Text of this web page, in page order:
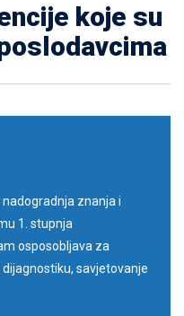
koje su
znanja i
1. stupnja
osposobljava za
savjetovanje